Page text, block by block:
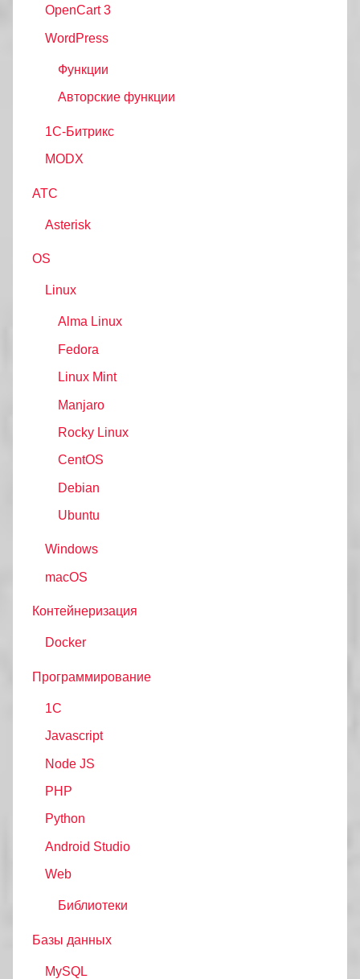
OpenCart 3
WordPress
Функции
Авторские функции
1С-Битрикс
MODX
АТС
Asterisk
OS
Linux
Alma Linux
Fedora
Linux Mint
Manjaro
Rocky Linux
CentOS
Debian
Ubuntu
Windows
macOS
Контейнеризация
Docker
Программирование
1C
Javascript
Node JS
PHP
Python
Android Studio
Web
Библиотеки
Базы данных
MySQL